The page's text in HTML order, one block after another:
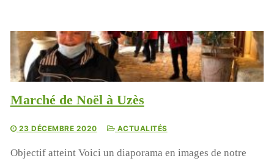
Marché de Noël à Uzès
23 DÉCEMBRE 2020 ACTUALITÉS
Objectif atteint Voici un diaporama en images de notre
Cyclone à Tamatave : mobilisons-nous !
détresse suite au cyclone, Terre des enfants lance une
campagne de dons:
gardoise-terre-des-enfants/formulaires/5